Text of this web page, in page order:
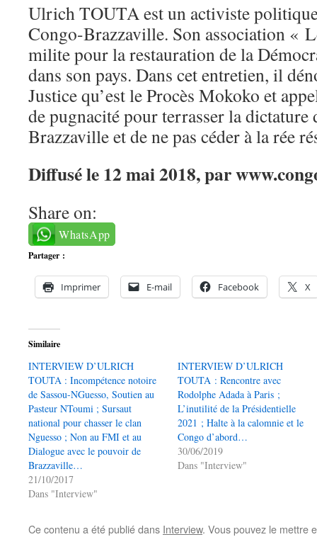
Ulrich TOUTA est un activiste
Congo-Brazzaville. Son association «
milite pour la restauration de la
dans son pays. Dans cet entretien, il
Justice qu’est le Procès Mokoko et
de pugnacité pour terrasser la dictature
Brazzaville et de ne pas céder à la rée
Diffusé le 12 mai 2018, par
Share on:
WhatsApp
Partager :
Imprimer E-mail Facebook X
Similaire
INTERVIEW D’ULRICH
TOUTA : Incompétence notoire
de Sassou-NGuesso, Soutien au
Pasteur NToumi ; Sursaut
national pour chasser le clan
Nguesso ; Non au FMI et au
Dialogue avec le pouvoir de
Brazzaville…
21/10/2017
Dans "Interview"
INTERVIEW D’ULRICH
TOUTA : Rencontre avec
Rodolphe Adada à Paris ;
L’inutilité de la Présidentielle
2021 ; Halte à la calomnie et le
Congo d’abord…
30/06/2019
Dans "Interview"
Ce contenu a été publié dans Interview. Vous pouvez le mettre